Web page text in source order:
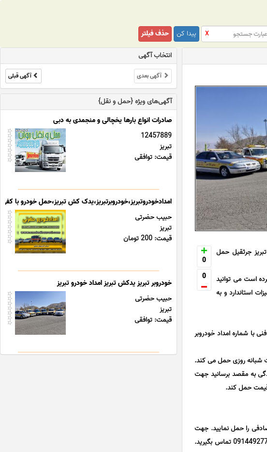
X پیدا کن
حذف فیلتر
0
0
جرثقیل حمل
است می توانید
استاندارد و به
شماره امداد خودروبر
شبانه روزی حمل می کند.
به مقصد برسانید جهت
را حمل نمایید. جهت
حمل خودرو با خودروبر تبریز در تبریز با شماره ی چهار رقمی 1893 و در دیگر شهرهای با شماره 09144927787 تماس بگیرید.
انتخاب آگهی
آگهی بعدی آگهی قبلی
آگهی‌های ویژه {حمل و نقل}
صادرات انواع بارها یخچالی و منجمدی به دبی
12457889
تبریز
قیمت: توافقی
امدادخودروتبریز،خودروبرتبریز،یدک کش تبریز،حمل خودرو با کفی
حبیب حضرتی
تبریز
قیمت: 200 تومان
خودروبر تبریز یدکش تبریز امداد خودرو تبریز
حبیب حضرتی
تبریز
قیمت: توافقی